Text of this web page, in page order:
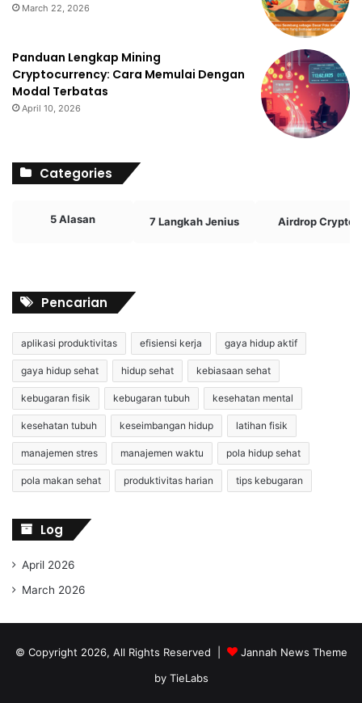
March 22, 2026
Panduan Lengkap Mining
Cryptocurrency: Cara Memulai Dengan
Modal Terbatas
April 10, 2026
Categories
5 Alasan 7 Langkah Jenius Airdrop Crypto
Pencarian
aplikasi produktivitas efisiensi kerja gaya hidup aktif
gaya hidup sehat hidup sehat kebiasaan sehat
kebugaran fisik kebugaran tubuh kesehatan mental
kesehatan tubuh keseimbangan hidup latihan fisik
manajemen stres manajemen waktu pola hidup sehat
pola makan sehat produktivitas harian tips kebugaran
Log
April 2026
March 2026
© Copyright 2026, All Rights Reserved |
Jannah News Theme
by TieLabs